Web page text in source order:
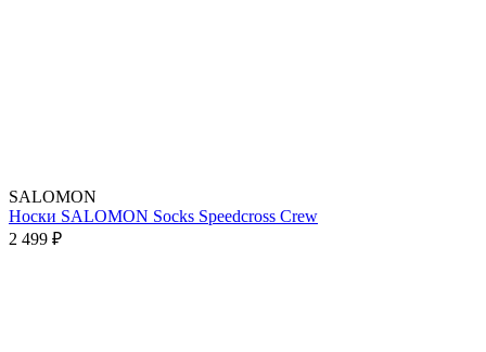
SALOMON
Носки SALOMON Socks Speedcross Crew
2 499 ₽